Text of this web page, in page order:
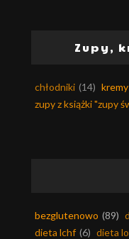
Zupy,
chłodniki (14) kremy
zupy z książki "zupy
bezglutenowo (89)
dieta lchf (6) dieta